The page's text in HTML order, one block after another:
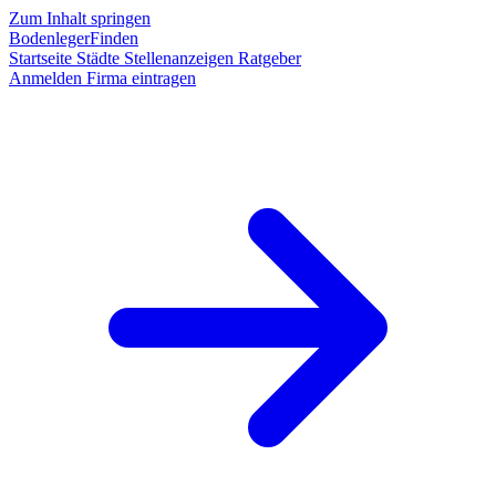
Zum Inhalt springen
BodenlegerFinden
Startseite Städte Stellenanzeigen Ratgeber
Anmelden Firma eintragen